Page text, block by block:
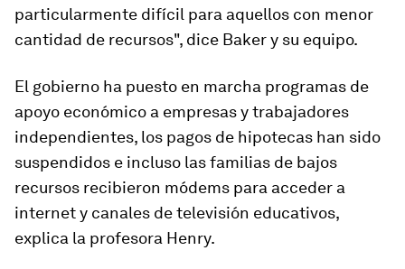
particularmente difícil para aquellos con menor
cantidad de recursos", dice Baker y su equipo.
El gobierno ha puesto en marcha programas de
apoyo económico a empresas y trabajadores
independientes, los pagos de hipotecas han sido
suspendidos e incluso las familias de bajos
recursos recibieron módems para acceder a
internet y canales de televisión educativos,
explica la profesora Henry.